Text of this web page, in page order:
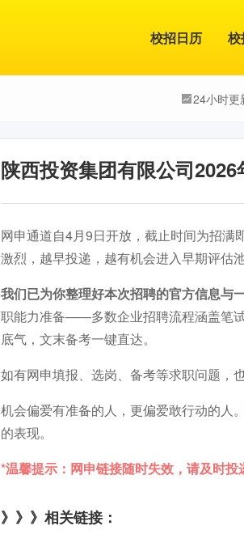
校招日历 校
24小时更
陕西投资集团有限公司
网申通道自4月9日开放，截止时间为招
激烈，越早投递，越有机会进入早期评估
我们已为你整理好本次招聘的官方信息与
职能力准备——多数企业招聘流程涵盖笔
底气，文末备考一键直达。
如有网申填报、选岗、备考等求职问题，
机会偏爱有准备的人，更偏爱敢行动的
的表现。
*温馨提示：网申链接随时失效，请及时投
》》》相关链接：